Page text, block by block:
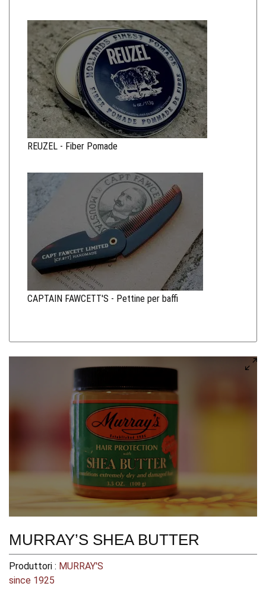
REUZEL - Fiber Pomade
CAPTAIN FAWCETT'S - Pettine per baffi
MURRAY’S SHEA BUTTER
Produttori : MURRAY'S
since 1925